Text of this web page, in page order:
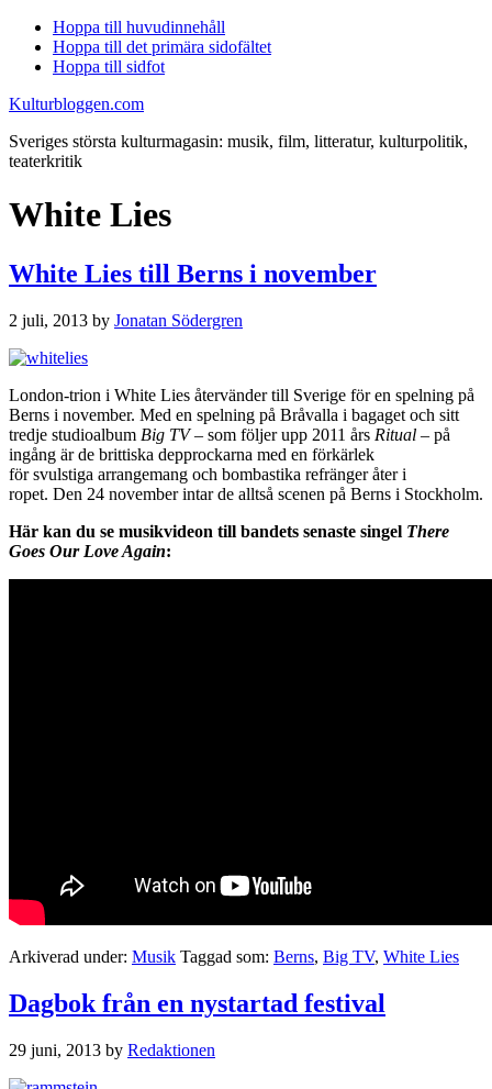
Hoppa till huvudinnehåll
Hoppa till det primära sidofältet
Hoppa till sidfot
Kulturbloggen.com
Sveriges största kulturmagasin: musik, film, litteratur, kulturpolitik,
teaterkritik
White Lies
White Lies till Berns i november
2 juli, 2013 by Jonatan Södergren
London-trion i White Lies återvänder till Sverige för en spelning på
Berns i november. Med en spelning på Bråvalla i bagaget och sitt
tredje studioalbum Big TV– som följer upp 2011 års Ritual – på
ingång är de brittiska depprockarna med en förkärlek
för svulstiga arrangemang och bombastika refränger åter i
ropet. Den 24 november intar de alltså scenen på Berns i Stockholm.
Här kan du se musikvideon till bandets senaste singel There
Goes Our Love Again:
Arkiverad under: Musik Taggad som: Berns, Big TV, White Lies
Dagbok från en nystartad festival
29 juni, 2013 by Redaktionen